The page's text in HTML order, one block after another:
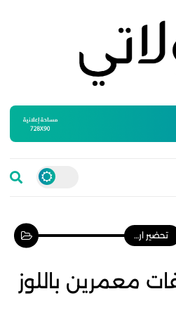
تحضير اروع رغيفات معمرين باللوز بالصور
معمرين باللوز